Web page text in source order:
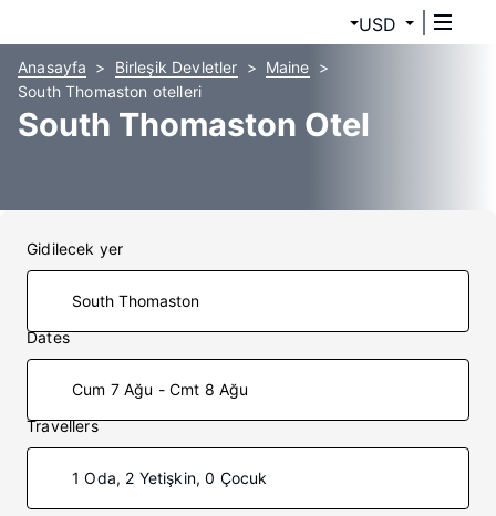
USD
Anasayfa Birleşik Devletler
Maine
South Thomaston otelleri
South Thomaston Otel
Gidilecek yer
Dates
Cum 7 Ağu - Cmt 8 Ağu
Travellers
1 Oda, 2 Yetişkin, 0 Çocuk